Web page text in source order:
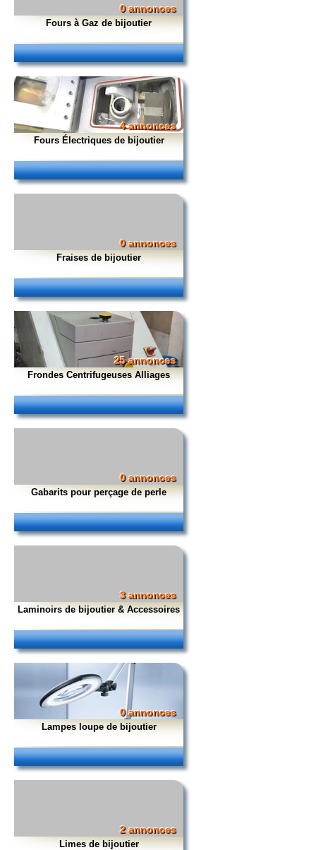
0 annonces
Fours à Gaz de bijoutier
4 annonces
Fours Électriques de bijoutier
0 annonces
Fraises de bijoutier
25 annonces
Frondes Centrifugeuses Alliages
0 annonces
Gabarits pour perçage de perle
3 annonces
Laminoirs de bijoutier & Accessoires
0 annonces
Lampes loupe de bijoutier
2 annonces
Limes de bijoutier